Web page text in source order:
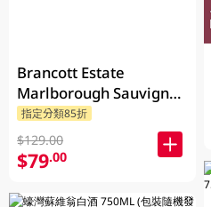
Brancott Estate
Marlborough Sauvignon
Blanc 750ML
指定分類85折
$129.00
$79.00